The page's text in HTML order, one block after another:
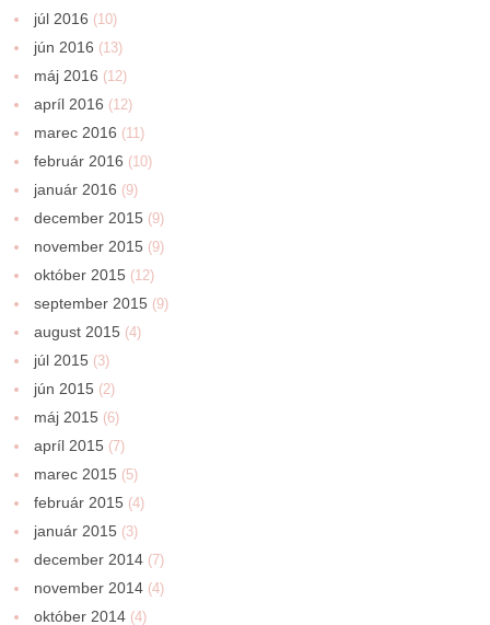
júl 2016 (10)
jún 2016 (13)
máj 2016 (12)
apríl 2016 (12)
marec 2016 (11)
február 2016 (10)
január 2016 (9)
december 2015 (9)
november 2015 (9)
október 2015 (12)
september 2015 (9)
august 2015 (4)
júl 2015 (3)
jún 2015 (2)
máj 2015 (6)
apríl 2015 (7)
marec 2015 (5)
február 2015 (4)
január 2015 (3)
december 2014 (7)
november 2014 (4)
október 2014 (4)